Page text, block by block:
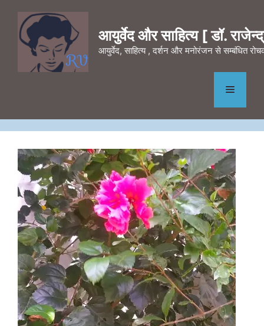
content
आयुर्वेद और साहित्य [ डॉ.
आयुर्वेद, साहित्य , दर्शन और मनोरंजन से सम्बंधित
Menu